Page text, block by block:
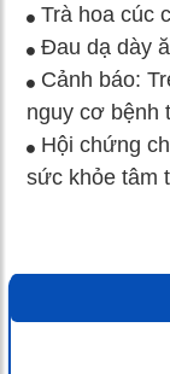
Trà hoa cúc
Đau dạ dày
Cảnh báo:
nguy cơ bệnh
Hội chứng
sức khỏe tâm